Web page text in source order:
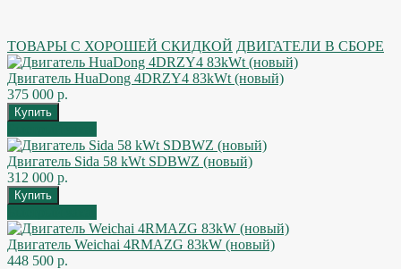
ТОВАРЫ С ХОРОШЕЙ СКИДКОЙ ДВИГАТЕЛИ В СБОРЕ
Двигатель HuaDong 4DRZY4 83kWt (новый)
375 000 р.
Двигатель Sida 58 kWt SDBWZ (новый)
312 000 р.
Двигатель Weichai 4RMAZG 83kW (новый)
448 500 р.